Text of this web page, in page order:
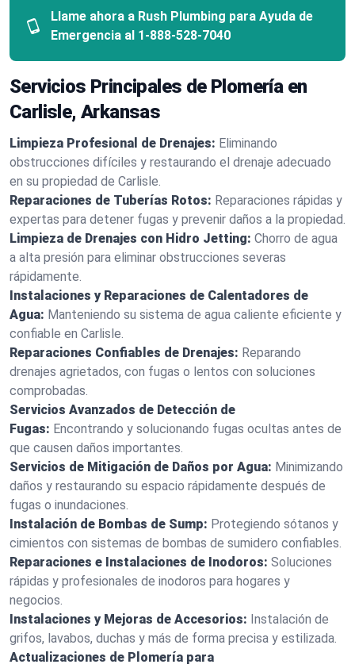
Llame ahora a Rush Plumbing para Ayuda de
Emergencia al 1-888-528-7040
Servicios Principales de Plomería en
Carlisle, Arkansas
Limpieza Profesional de Drenajes: Eliminando
obstrucciones difíciles y restaurando el drenaje adecuado
en su propiedad de Carlisle.
Reparaciones de Tuberías Rotos: Reparaciones rápidas y
expertas para detener fugas y prevenir daños a la propiedad.
Limpieza de Drenajes con Hidro Jetting: Chorro de agua
a alta presión para eliminar obstrucciones severas
rápidamente.
Instalaciones y Reparaciones de Calentadores de
Agua: Manteniendo su sistema de agua caliente eficiente y
confiable en Carlisle.
Reparaciones Confiables de Drenajes: Reparando
drenajes agrietados, con fugas o lentos con soluciones
comprobadas.
Servicios Avanzados de Detección de
Fugas: Encontrando y solucionando fugas ocultas antes de
que causen daños importantes.
Servicios de Mitigación de Daños por Agua: Minimizando
daños y restaurando su espacio rápidamente después de
fugas o inundaciones.
Instalación de Bombas de Sump: Protegiendo sótanos y
cimientos con sistemas de bombas de sumidero confiables.
Reparaciones e Instalaciones de Inodoros: Soluciones
rápidas y profesionales de inodoros para hogares y
negocios.
Instalaciones y Mejoras de Accesorios: Instalación de
grifos, lavabos, duchas y más de forma precisa y estilizada.
Actualizaciones de Plomería para